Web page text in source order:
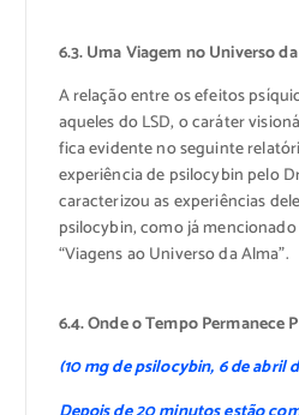
6.3. Uma Viagem no Universo
A relação entre os efeitos
aqueles do LSD, o caráter
fica evidente no seguinte
experiência de psilocybin pelo
caracterizou as experiências
psilocybin, como já
“Viagens ao Universo da Alma”.
6.4. Onde o Tempo Permanece
(10 mg de psilocybin, 6 de abril